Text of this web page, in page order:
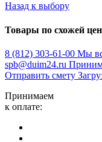
Назад к выбору
Товары по схожей
8 (812) 303-61-00 Мы
spb@duim24.ru
Отправить смету
Принимаем
к оплате: